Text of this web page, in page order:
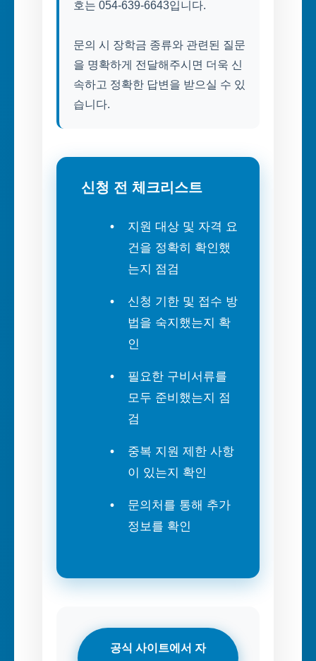
호는 054-639-6643입니다.
문의 시 장학금 종류와 관련된 질문
을 명확하게 전달해주시면 더욱 신
속하고 정확한 답변을 받으실 수 있
습니다.
신청 전 체크리스트
지원 대상 및 자격 요
건을 정확히 확인했
는지 점검
신청 기한 및 접수 방
법을 숙지했는지 확
인
필요한 구비서류를
모두 준비했는지 점
검
중복 지원 제한 사항
이 있는지 확인
문의처를 통해 추가
정보를 확인
공식 사이트에서 자